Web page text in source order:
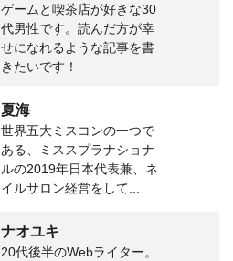
ゲームと喫茶店が好きな30
代男性です。読んだ方が幸
せになれるような記事を書
きたいです！
夏海
世界五大ミスコンの一つで
ある、ミススプラナショナ
ルの2019年日本代表兼、ネ
イルサロン経営をして...
ナオユキ
20代後半のWebライター。